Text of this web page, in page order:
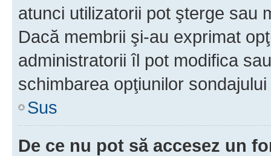
atunci utilizatorii pot şterge sau
Dacă membrii şi-au exprimat
administratorii îl pot modifica
schimbarea opţiunilor
Sus
De ce nu pot să accesez un